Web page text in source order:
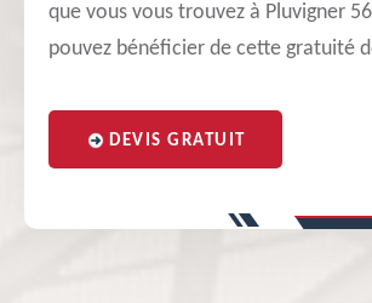
que vous vous trouvez à Pluvigner
pouvez bénéficier de cette gratuité
DEVIS GRATUIT